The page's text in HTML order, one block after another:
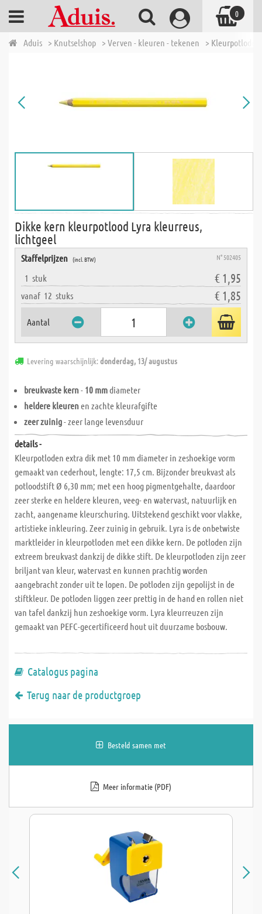
Aduis > Knutselshop > Verven - kleuren - tekenen >
Dikke kern kleurpotlood Lyra kleurreus,
lichtgeel
Staffelprijzen (incl. BTW) N° 502405
1 stuk € 1,95
vanaf 12 stuks € 1,85
Aantal
Levering waarschijnlijk:donderdag, 13/ augustus
breukvaste kern- 10 mmdiameter
heldere kleurenen zachte kleurafgifte
zeer zuinig- zeer lange levensduur
details -
Kleurpotloden extra dik met 10 mm diameter in zeshoekige vorm
gemaakt van cederhout, lengte: 17,5 cm. Bijzonder breukvast als
potloodstift Ø 6,30 mm; met een hoog pigmentgehalte, daardoor
zeer sterke en heldere kleuren, veeg- en watervast, natuurlijk en
zacht, aangename kleurschuring. Uitstekend geschikt voor vlakke,
artistieke inkleuring. Zeer zuinig in gebruik. Lyra is de onbetwiste
marktleider in kleurpotloden met een dikke kern. De potloden zijn
extreem breukvast dankzij de dikke stift. De kleurpotloden zijn zeer
briljant van kleur, watervast en kunnen prachtig worden
aangebracht zonder uit te lopen. De potloden zijn gepolijst in de
stiftkleur. De potloden liggen zeer prettig in de hand en rollen niet
van tafel dankzij hun zeshoekige vorm. Lyra kleurreuzen zijn
gemaakt van PEFC-gecertificeerd hout uit duurzame bosbouw.
Catalogus pagina
Terug naar de productgroep
Besteld samen met
Meer informatie (PDF)
0